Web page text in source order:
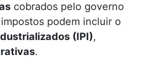
cobrados pelo governo
podem incluir o
(IPI),
.